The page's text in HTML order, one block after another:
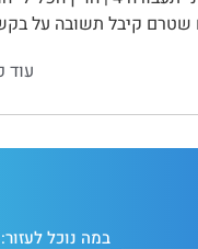
עוד
במה נוכל לעזור: